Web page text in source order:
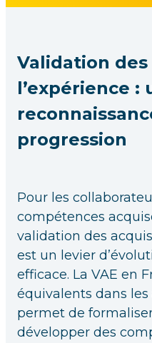
Validation des
l’expérience :
progression
Pour les
compétences
validation des
est un levier
efficace. La VAE en
équivalents dans
permet de
développer des